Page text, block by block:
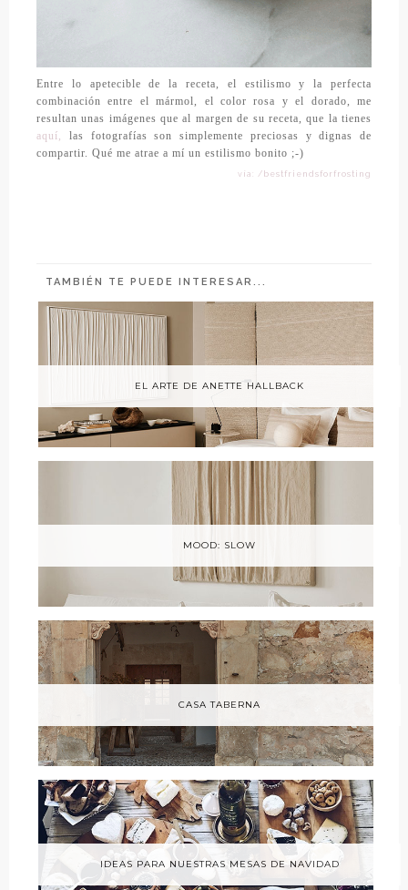
Entre lo apetecible de la receta, el estilismo y la perfecta
combinación entre el mármol, el color rosa y el dorado, me
resultan unas imágenes que al margen de su receta, que la tienes
aquí,
las fotografías son simplemente preciosas y dignas de
compartir. Qué me atrae a mí un estilismo bonito ;-)
vía: /bestfriendsforfrosting
TAMBIÉN TE PUEDE INTERESAR...
EL ARTE DE ANETTE HALLBACK
MOOD: SLOW
CASA TABERNA
IDEAS PARA NUESTRAS MESAS DE NAVIDAD